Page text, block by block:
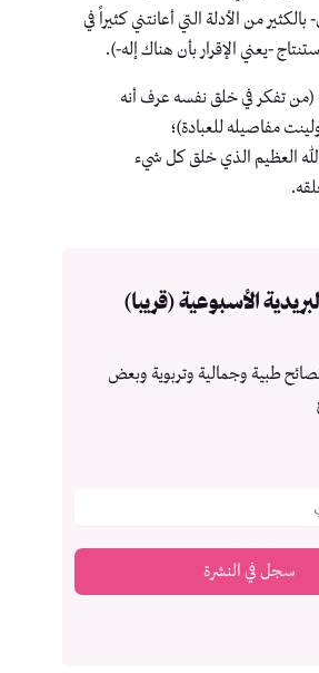
من الأدلة التي أعانتني كثيراً في
-يعني الإقرار بأن هناك إله-).
(من تفكر في خلق نفسه عرف أنه
مفاصيله للعبادة)؛
العظيم الذي خلق كل شيء
الأسبوعية (قريبا)
طبية وجمالية وتربوية وبعض
سجل في النشرة